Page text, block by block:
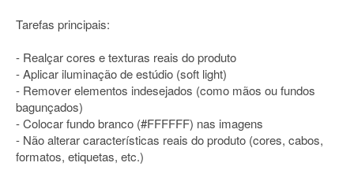
Tarefas principais:
- Realçar cores e texturas reais do produto
- Aplicar iluminação de estúdio (soft light)
- Remover elementos indesejados (como mãos ou fundos
bagunçados)
- Colocar fundo branco (#FFFFFF) nas imagens
- Não alterar características reais do produto (cores, cabos,
formatos, etiquetas, etc.)